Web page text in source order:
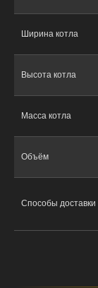
Ширина котла
Высота котла
Масса котла
Объём
Способы доставки